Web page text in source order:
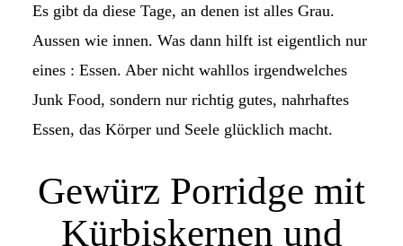
Es gibt da diese Tage, an denen ist alles Grau.
Aussen wie innen. Was dann hilft ist eigentlich nur
eines : Essen. Aber nicht wahllos irgendwelches
Junk Food, sondern nur richtig gutes, nahrhaftes
Essen, das Körper und Seele glücklich macht.
Gewürz Porridge mit
Kürbiskernen und